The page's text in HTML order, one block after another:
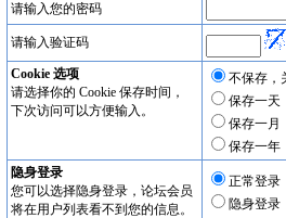
请输入您的密码
请输入验证码
Cookie 选项
请选择你的 Cookie 保存时间，
下次访问可以方便输入。
不保存，
保存一天
保存一月
保存一年
隐身登录
您可以选择隐身登录，论坛会员
将在用户列表看不到您的信息。
正常登录
隐身登录